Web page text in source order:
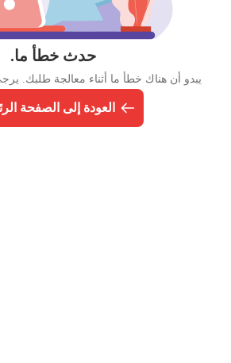
حدث خطأ ما.
يبدو أن هناك خطأ ما أثناء معالجة طلبك.
العودة إلى الصفحة